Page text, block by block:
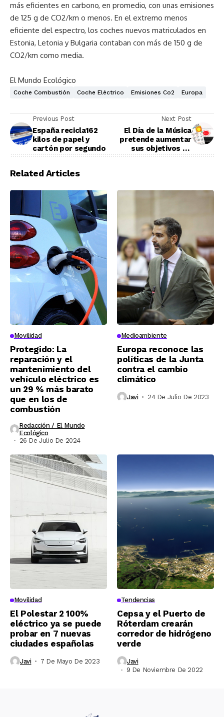
más eficientes en carbono, en promedio, con unas emisiones
de 125 g de CO2/km o menos. En el extremo menos
eficiente del espectro, los coches nuevos matriculados en
Estonia, Letonia y Bulgaria contaban con más de 150 g de
CO2/km como media.
El Mundo Ecológico
Coche Combustión Coche Eléctrico Emisiones Co2 Europa
Previous Post
España recicla162
kilos de papel y
cartón por segundo
Next Post
El Día de la Música
pretende aumentar
sus objetivos de
Related Articles
Movilidad
Protegido: La
reparación y el
mantenimiento del
vehículo eléctrico es
un 29 % más barato
que en los de
combustión
Redacción / El Mundo
Ecológico
26 De Julio De 2024
Medioambiente
Europa reconoce las
políticas de la Junta
contra el cambio
climático
Javi 24 De Julio De 2023
Movilidad
El Polestar 2 100%
eléctrico ya se puede
probar en 7 nuevas
ciudades españolas
Javi 7 De Mayo De 2023
Tendencias
Cepsa y el Puerto de
Róterdam crearán
corredor de hidrógeno
verde
Javi
9 De Noviembre De 2022